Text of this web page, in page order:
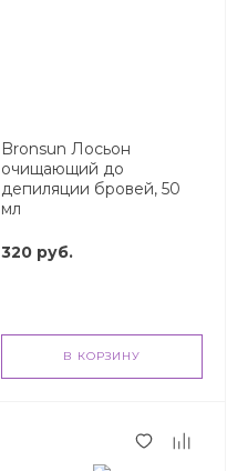
Bronsun Лосьон
очищающий до
депиляции бровей, 50
мл
320 руб.
В КОРЗИНУ